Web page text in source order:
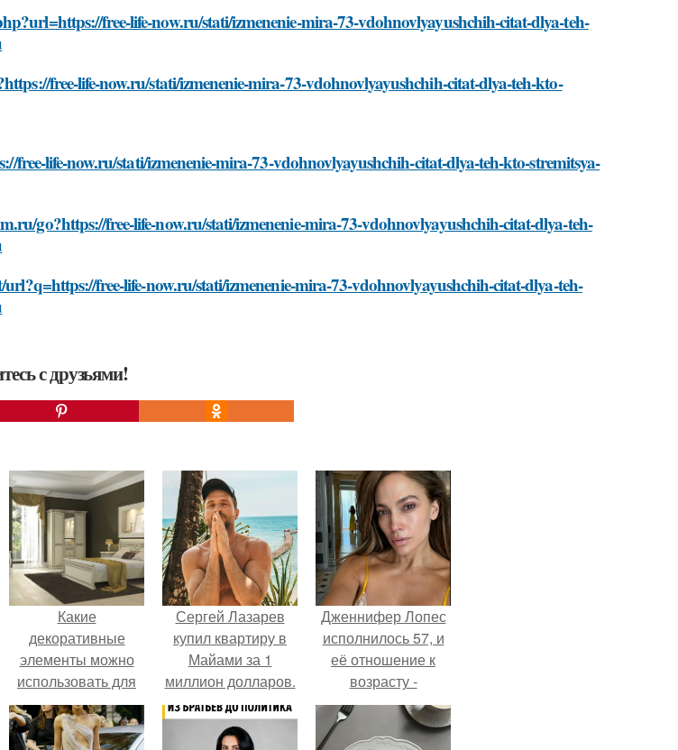
free-life-now.ru/stati/izmenenie-mira-73-vdohnovlyayushchih-citat-dlya-teh-
free-life-now.ru/stati/izmenenie-mira-73-vdohnovlyayushchih-citat-dlya-teh-kto-
free-life-now.ru/stati/izmenenie-mira-73-vdohnovlyayushchih-citat-dlya-teh-kto-stremitsya-
go?https://free-life-now.ru/stati/izmenenie-mira-73-vdohnovlyayushchih-citat-dlya-teh-
url?q=https://free-life-now.ru/stati/izmenenie-mira-73-vdohnovlyayushchih-citat-dlya-teh-
с друзьями!
Какие
декоративные
элементы можно
использовать для
создания
интерьера спальни
Сергей Лазарев
купил квартиру в
Майами за 1
миллион долларов.
Дженнифер Лопес
исполнилось 57, и
её отношение к
возрасту -
настоящий
манифест